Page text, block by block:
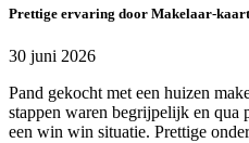
Prettige ervaring door Makelaar-kaart
30 juni 2026
Pand gekocht met een huizen
stappen waren begrijpelijk en
een win win situatie. Prettige